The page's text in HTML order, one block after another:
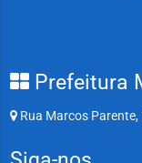
Prefeitura
Rua Marcos Parente,